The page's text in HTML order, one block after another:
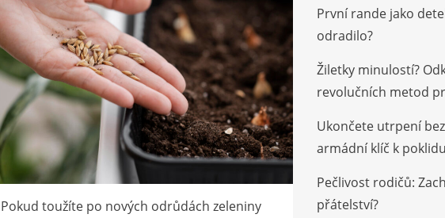
Pokud toužíte po nových odrůdách zeleniny
První rande jako
odradilo?
Žiletky minulostí?
revolučních metod
Ukončete utrpení
armádní klíč k
Pečlivost rodičů:
přátelství?